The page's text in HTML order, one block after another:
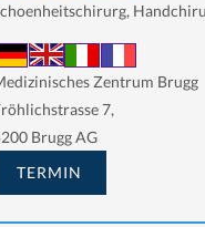
Zentrum Brugg
7,
Brugg AG
TERMIN